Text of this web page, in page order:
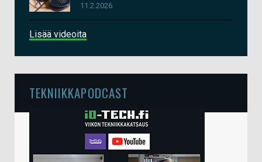
11.2.2026
Lisää videoita
TEKNIIKKAPODCAST